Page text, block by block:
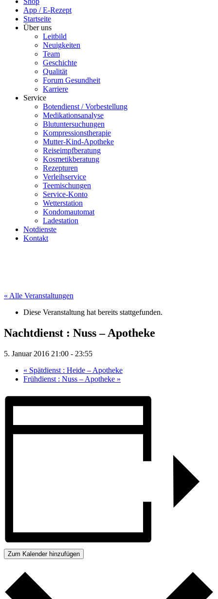
App / E-Rezept
Startseite
Über uns
Leitbild
Neuigkeiten
Team
Geschichte
Qualität
Forum Gesundheit
Karriere
Service
Botendienst / Vorbestellung
Medikationsanalyse
Blutuntersuchungen
Kompressionstherapie
Mutter-Kind-Apotheke
Reiseimpfberatung
Kosmetikberatung
Rezepturen
Verleihservice
Teemischungen
Service-Konto
Wetterstation
Kondomautomat
Ladestation
Notdienste
Kontakt
« Alle Veranstaltungen
Diese Veranstaltung hat bereits stattgefunden.
Nachtdienst : Nuss – Apotheke
5. Januar 2016 21:00 - 23:55
« Spätdienst : Heide – Apotheke
Frühdienst : Nuss – Apotheke »
Zum Kalender hinzufügen